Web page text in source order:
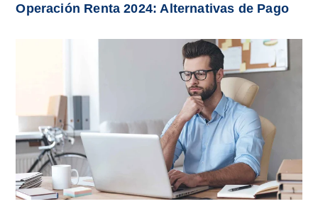
Operación Renta 2024: Alternativas de Pago